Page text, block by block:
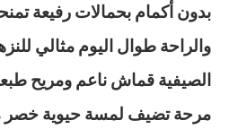
بدون أكمام بحمالات رفيعة
والراحة طوال اليوم مثالي
الصيفية قماش ناعم ومريح
مرحة تضيف لمسة حيوية